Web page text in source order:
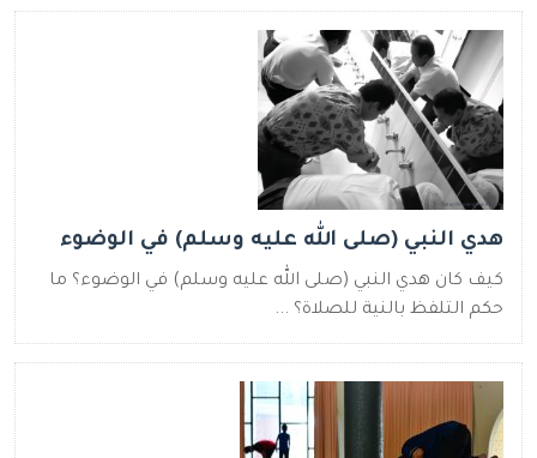
هدي النبي (صلى الله عليه وسلم) في الوضوء
كيف كان هدي النبي (صلى الله عليه وسلم) في الوضوء؟ ما
حكم التلفظ بالنية للصلاة؟ ...